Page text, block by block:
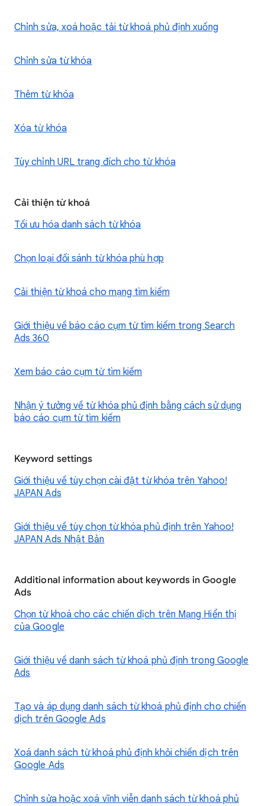
Chỉnh sửa, xoá hoặc tải từ khoá phủ định xuống
Chỉnh sửa từ khóa
Thêm từ khóa
Xóa từ khóa
Tùy chỉnh URL trang đích cho từ khóa
Cải thiện từ khoá
Tối ưu hóa danh sách từ khóa
Chọn loại đối sánh từ khóa phù hợp
Cải thiện từ khoá cho mạng tìm kiếm
Giới thiệu về báo cáo cụm từ tìm kiếm trong Search
Ads 360
Xem báo cáo cụm từ tìm kiếm
Nhận ý tưởng về từ khóa phủ định bằng cách sử dụng
báo cáo cụm từ tìm kiếm
Keyword settings
Giới thiệu về tùy chọn cài đặt từ khóa trên Yahoo!
JAPAN Ads
Giới thiệu về tùy chọn từ khóa phủ định trên Yahoo!
JAPAN Ads Nhật Bản
Additional information about keywords in Google
Ads
Chọn từ khoá cho các chiến dịch trên Mạng Hiển thị
của Google
Giới thiệu về danh sách từ khoá phủ định trong Google
Ads
Tạo và áp dụng danh sách từ khoá phủ định cho chiến
dịch trên Google Ads
Xoá danh sách từ khoá phủ định khỏi chiến dịch trên
Google Ads
Chỉnh sửa hoặc xoá vĩnh viễn danh sách từ khoá phủ